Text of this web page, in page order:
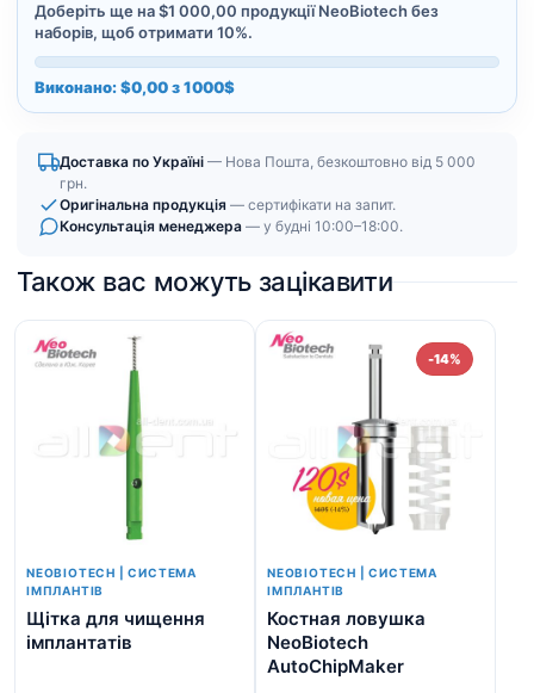
Доберіть ще на $1 000,00 продукції NeoBiotech без
наборів, щоб отримати 10%.
Виконано: $0,00 з 1000$
Доставка по Україні — Нова Пошта, безкоштовно від 5 000
грн.
Оригінальна продукція — сертифікати на запит.
Консультація менеджера — у будні 10:00–18:00.
Також вас можуть зацікавити
NEOBIOTECH | СИСТЕМА
ІМПЛАНТІВ
Щітка для чищення
імплантатів
-14%
NEOBIOTECH | СИСТЕМА
ІМПЛАНТІВ
Костная ловушка
NeoBiotech
AutoChipMaker